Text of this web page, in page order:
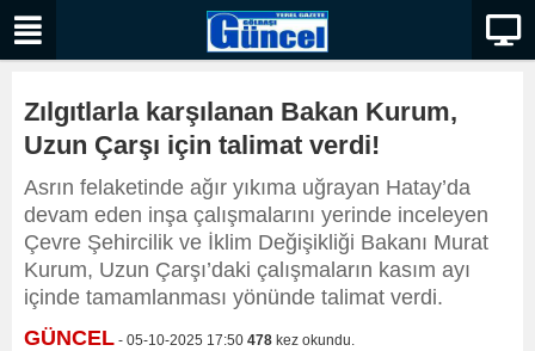
Zılgıtlarla karşılanan Bakan Kurum,
Uzun Çarşı için talimat verdi!
Asrın felaketinde ağır yıkıma uğrayan Hatay’da
devam eden inşa çalışmalarını yerinde inceleyen
Çevre Şehircilik ve İklim Değişikliği Bakanı Murat
Kurum, Uzun Çarşı’daki çalışmaların kasım ayı
içinde tamamlanması yönünde talimat verdi.
GÜNCEL - 05-10-2025 17:50 478 kez okundu.